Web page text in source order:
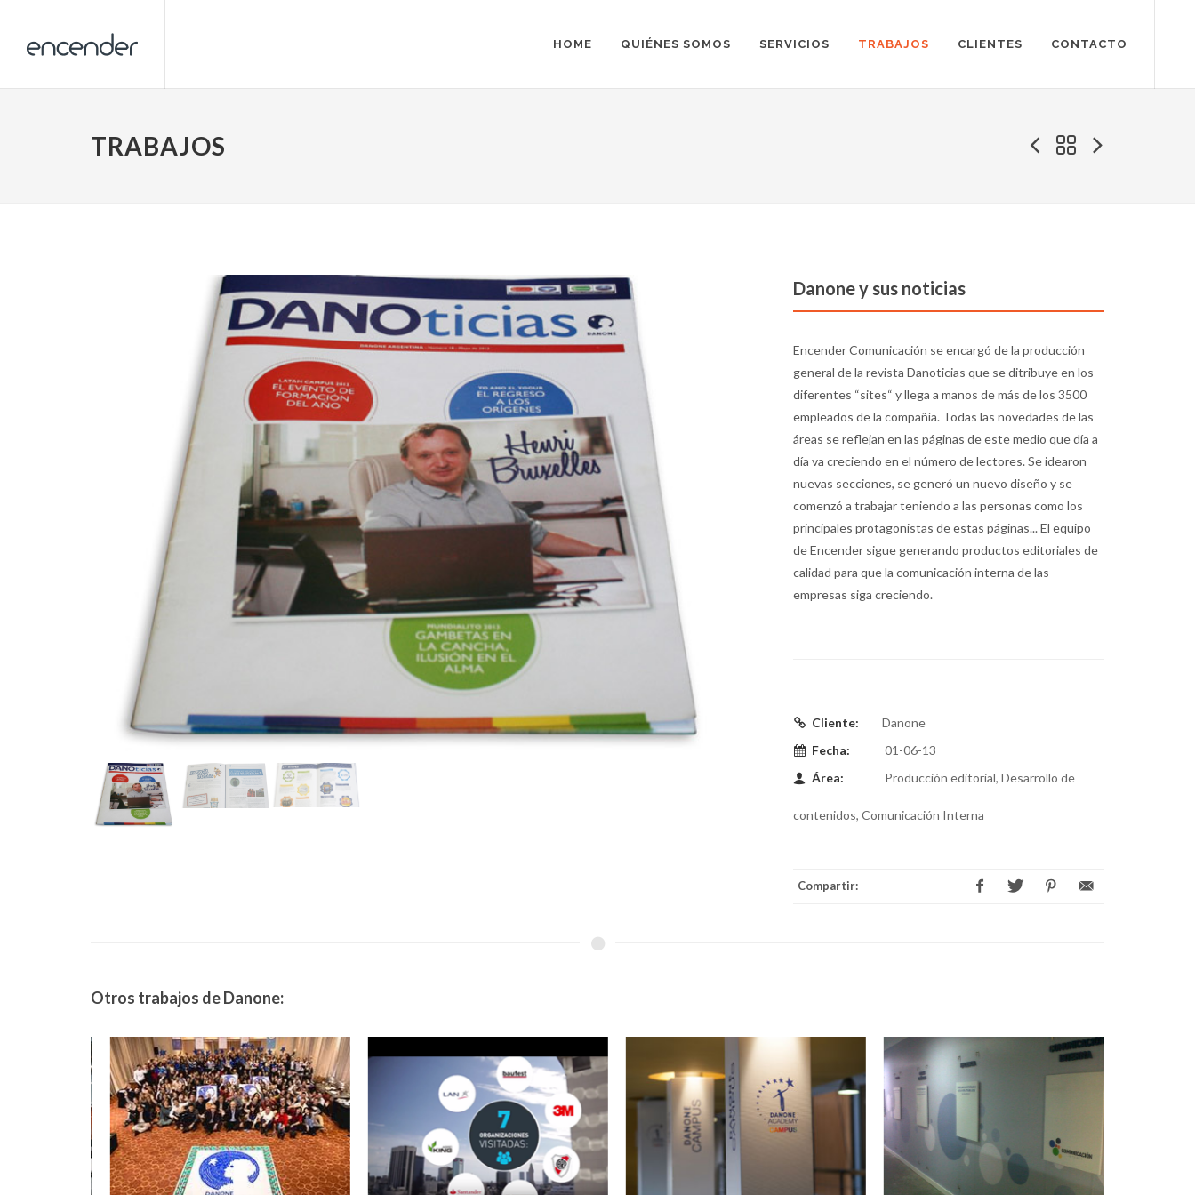
HOME QUIÉNES SOMOS SERVICIOS TRABAJOS CLIENTES CONTACTO
TRABAJOS
Danone y sus noticias
Encender Comunicación se encargó de la producción
general de la revista Danoticias que se ditribuye en los
diferentes “sites“ y llega a manos de más de los 3500
empleados de la compañía. Todas las novedades de las
áreas se reflejan en las páginas de este medio que día a
día va creciendo en el número de lectores. Se idearon
nuevas secciones, se generó un nuevo diseño y se
comenzó a trabajar teniendo a las personas como los
principales protagonistas de estas páginas... El equipo
de Encender sigue generando productos editoriales de
calidad para que la comunicación interna de las
empresas siga creciendo.
Cliente:
Danone
Fecha:
01-06-13
Área:
Producción editorial, Desarrollo de
contenidos, Comunicación Interna
Compartir:
Otros trabajos de Danone: